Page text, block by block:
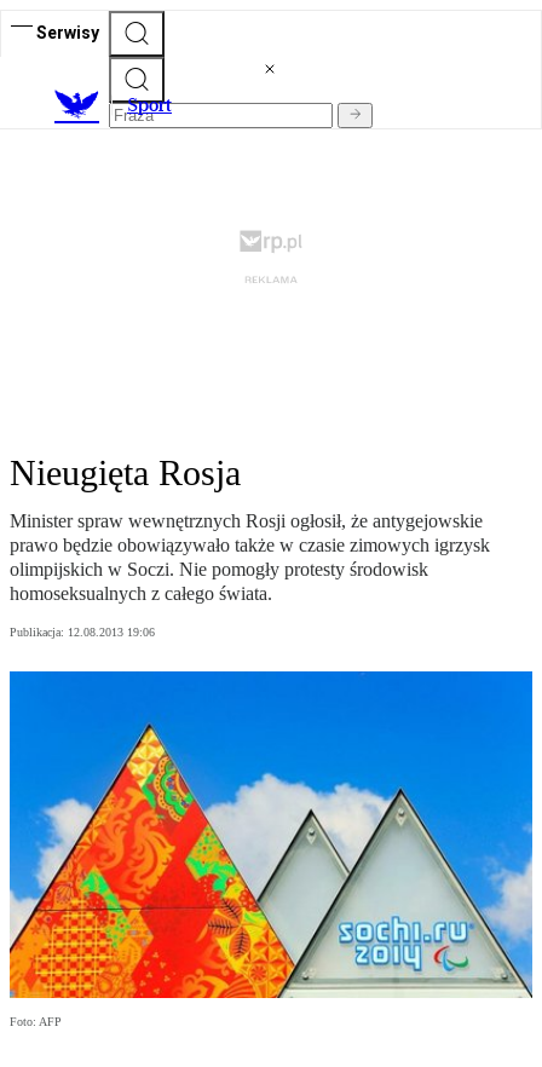
Serwisy
Sport
Nieugięta Rosja
Minister spraw wewnętrznych Rosji ogłosił, że antygejowskie
prawo będzie obowiązywało także w czasie zimowych igrzysk
olimpijskich w Soczi. Nie pomogły protesty środowisk
homoseksualnych z całego świata.
Publikacja: 12.08.2013 19:06
Foto: AFP